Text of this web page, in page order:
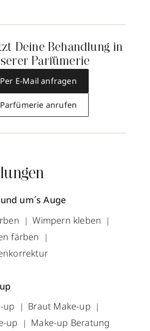
Deine Behandlung in
Parfümerie
Per E-Mail anfragen
Parfümerie anrufen
um´s Auge
Wimpern kleben
färben
up
Braut Make-up
up
Make-up Beratung